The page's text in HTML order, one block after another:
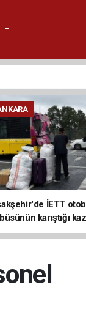
İETT
karıştığı